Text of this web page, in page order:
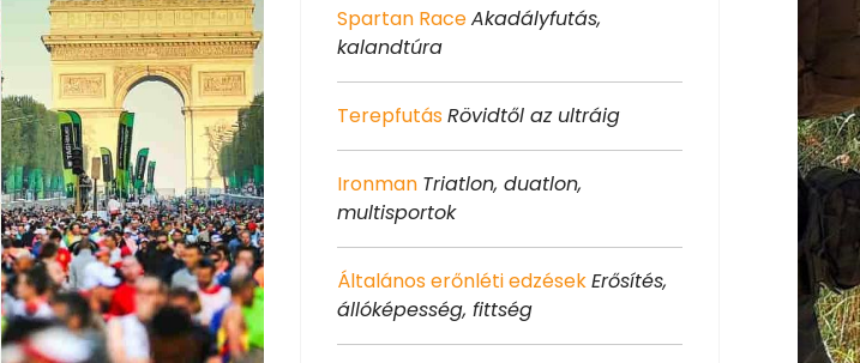
Spartan RaceAkadályfutás,
kalandtúra
TerepfutásRövidtől az ultráig
Ironman Triatlon, duatlon,
multisportok
Általános erőnléti edzésekErősítés,
állóképesség, fittség